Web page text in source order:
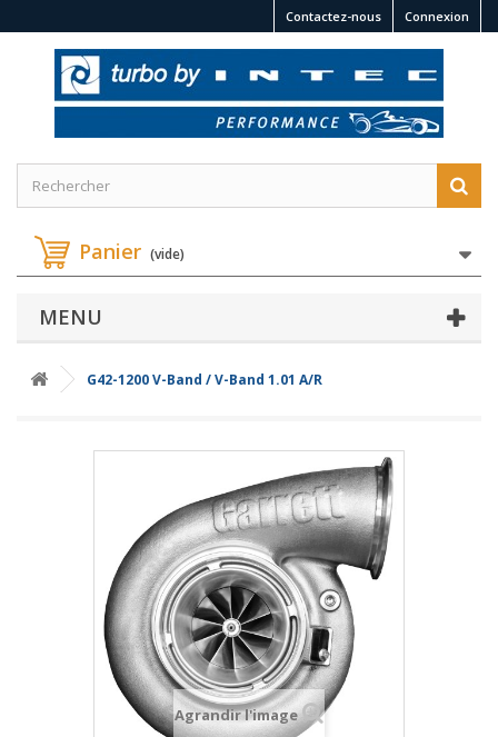
Connexion
Contactez-nous
Panier (vide)
MENU
G42-1200 V-Band / V-Band 1.01 A/R
Agrandir l'image